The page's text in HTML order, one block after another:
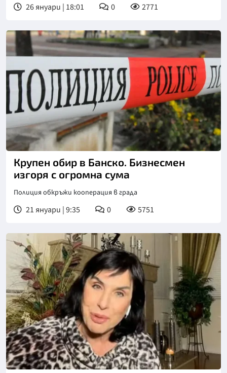
26 януари | 18:01 0 2771
Крупен обир в Банско. Бизнесмен
изгоря с огромна сума
Полиция обкръжи кооперация в града
21 януари | 9:35 0 5751
Снимка: Нова телевизия